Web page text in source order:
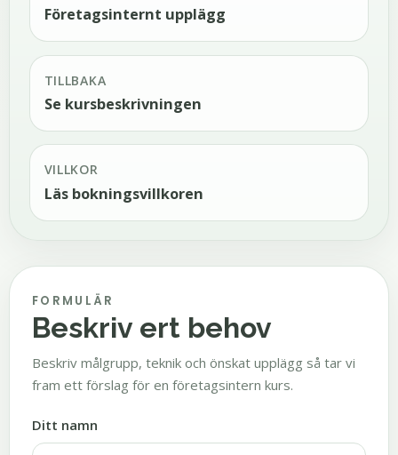
Företagsinternt upplägg
TILLBAKA
Se kursbeskrivningen
VILLKOR
Läs bokningsvillkoren
FORMULÄR
Beskriv ert behov
Beskriv målgrupp, teknik och önskat upplägg så tar vi
fram ett förslag för en företagsintern kurs.
Ditt namn